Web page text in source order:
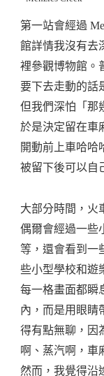
第一站會經過
館詳情我沒有去
裡參觀博物館。
要下去走動的話
但我們深怕「那
於是決定留在車
開動前上車哈哈
被留下後可以自
大部分時間，火
偶爾會經過一些
等，還會看到一
些小型學校和遊
每一格畫面都瞬
內，而是用眼睛
得有點無聊，因
啊、蒸汽啊，車
然而，我覺得沿